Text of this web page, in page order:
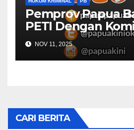
Pemprov Papua
PETI Dengan
NOV 11, 2025
CARI BERITA